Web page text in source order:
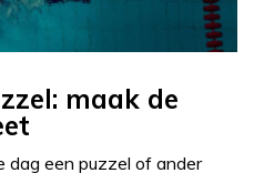
maak de
dag een puzzel of ander